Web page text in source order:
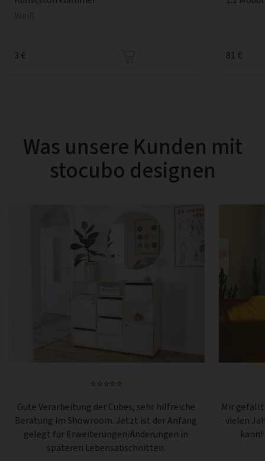
3 € 81 €
Was unsere Kunden mit
stocubo designen
⭐⭐⭐⭐⭐
Gute Verarbeitung der Cubes, sehr hilfreiche
Beratung im Showroom. Jetzt ist der Anfang
gelegt für Erweiterungen/Änderungen in
späteren Lebensabschnitten.
Mir gefällt
vielen